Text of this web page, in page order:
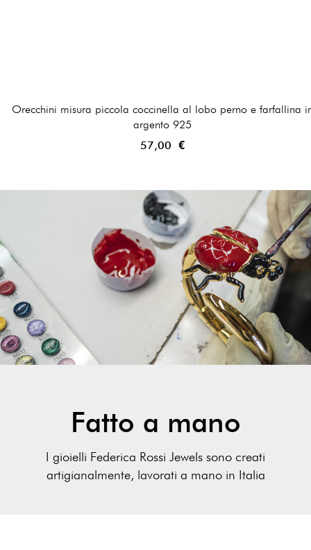
Orecchini misura piccola coccinella al lobo perno e farfallina
argento 925
57,00 €
Fatto a mano
I gioielli Federica Rossi Jewels sono creati
artigianalmente, lavorati a mano in Italia